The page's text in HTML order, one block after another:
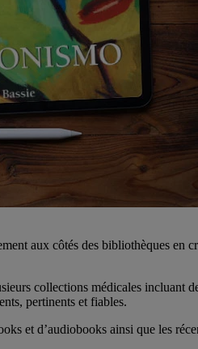
aux côtés des bibliothèques
collections médicales incluant
pertinents et fiables.
et d’audiobooks ainsi que les